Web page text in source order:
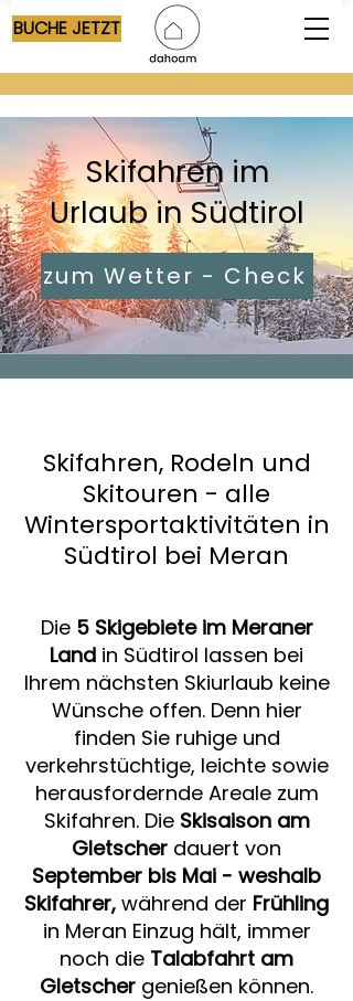
BUCHE JETZT
Skifahren im
Urlaub in Südtirol
zum Wetter - Check
Skifahren, Rodeln und
Skitouren - alle
Wintersportaktivitäten in
Südtirol bei Meran
Die 5 Skigebiete im Meraner
Land in Südtirol lassen bei
Ihrem nächsten Skiurlaub keine
Wünsche offen. Denn hier
finden Sie ruhige und
verkehrstüchtige, leichte sowie
herausfordernde Areale zum
Skifahren. Die Skisaison am
Gletscher dauert von
September bis Mai - weshalb
Skifahrer, während der Frühling
in Meran Einzug hält, immer
noch die Talabfahrt am
Gletscher genießen können.